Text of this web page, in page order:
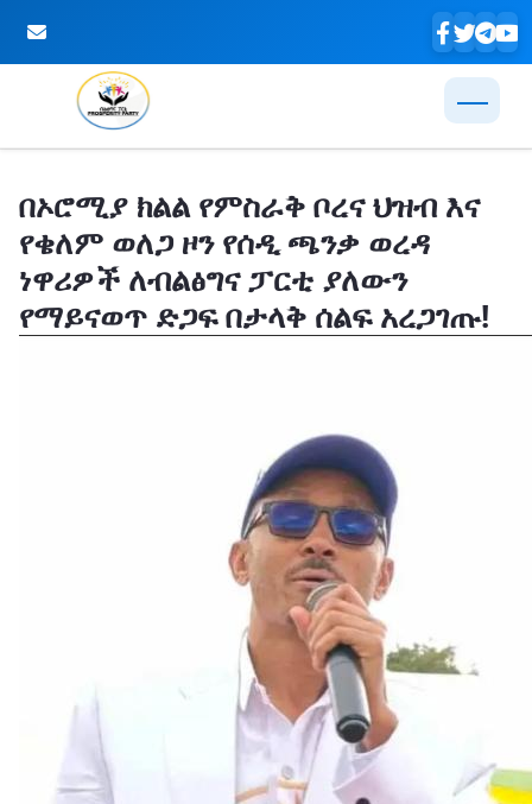
በኦሮሚያ ክልል የምስራቅ ቦረና ህዝብ እና
የቄለም ወለጋ ዞን የሰዲ ጫንቃ ወረዳ
ነዋሪዎች ለብልፅግና ፓርቲ ያለውን
የማይናወጥ ድጋፍ በታላቅ ሰልፍ አረጋገጡ!